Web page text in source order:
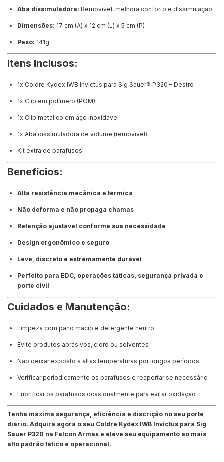
Aba dissimuladora: Removível, melhora conforto e dissimulação
Dimensões: 17 cm (A) x 12 cm (L) x 5 cm (P)
Peso: 141g
Itens Inclusos:
1x Coldre Kydex IWB Invictus para Sig Sauer® P320 – Destro
1x Clip em polímero (POM)
1x Clip metálico em aço inoxidável
1x Aba dissimuladora de volume (removível)
Kit extra de parafusos
Benefícios:
Alta resistência mecânica e térmica
Não deforma e não propaga chamas
Retenção ajustável conforme sua necessidade
Design ergonômico e seguro
Leve, discreto e extremamente durável
Perfeito para EDC, operações táticas, segurança privada e
porte civil
Cuidados e Manutenção:
Limpeza com pano macio e detergente neutro
Evite produtos abrasivos, cloro ou solventes
Não deixar exposto a altas temperaturas por longos períodos
Verificar periodicamente os parafusos e reapertar se necessário
Lubrificar os parafusos ocasionalmente para evitar oxidação
Tenha máxima segurança, eficiência e discrição no seu porte
diário. Adquira agora o seu Coldre Kydex IWB Invictus para Sig
Sauer P320 na Falcon Armas e eleve seu equipamento ao mais
alto padrão tático e operacional.